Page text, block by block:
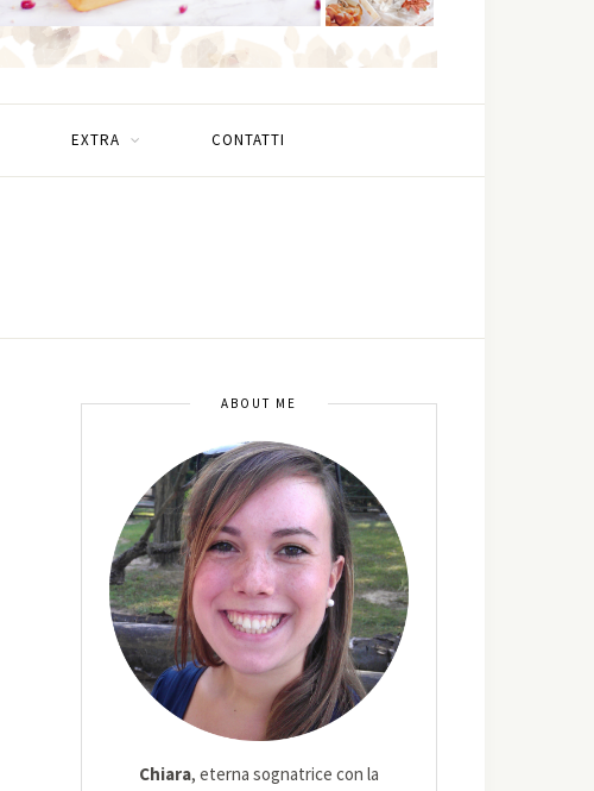
EXTRA CONTATTI
ABOUT ME
Chiara, eterna sognatrice con la